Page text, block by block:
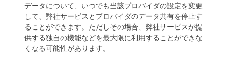
データについて、いつでも当該プロバイダの設定を変更
して、弊社サービスとプロバイダのデータ共有を停止す
ることができます。ただしその場合、弊社サービスが提
供する独自の機能などを最大限に利用することができな
くなる可能性があります。